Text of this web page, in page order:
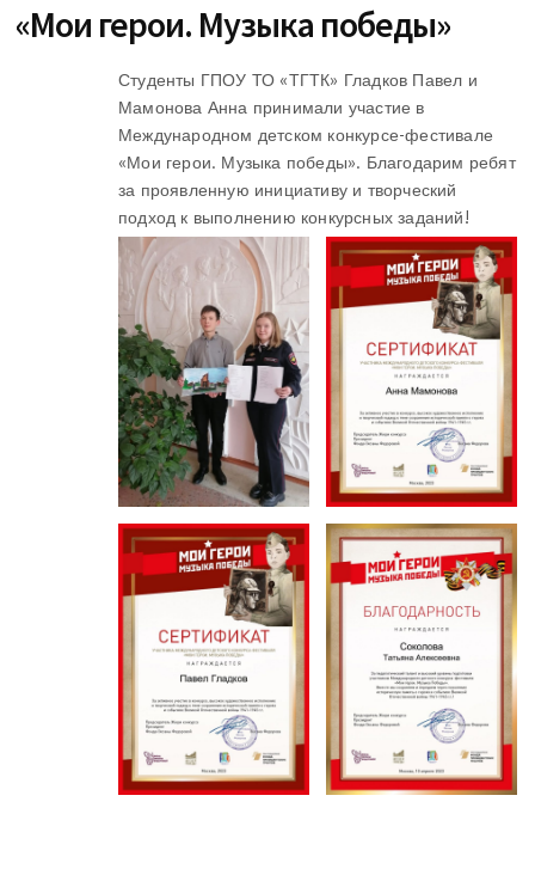
«Мои герои. Музыка победы»
Студенты ГПОУ ТО «ТГТК» Гладков Павел и
Мамонова Анна принимали участие в
Международном детском конкурсе-фестивале
«Мои герои. Музыка победы». Благодарим ребят
за проявленную инициативу и творческий
подход к выполнению конкурсных заданий!